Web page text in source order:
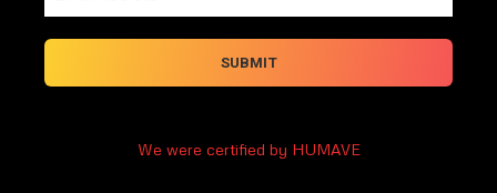
We were certified by HUMAVE